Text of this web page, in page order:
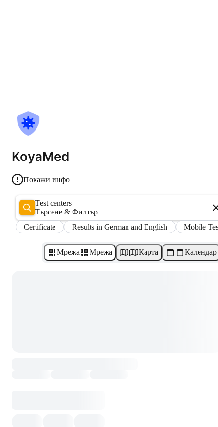
KoyaMed
Покажи инфо
Test centers
Търсене & Филтър
Certificate
Results in German and English Mobile
Мрежа Мрежа Карта Календар